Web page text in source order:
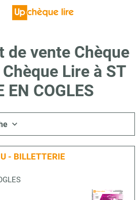
de vente Chèque
Lire à ST
EN COGLES
- BILLETTERIE